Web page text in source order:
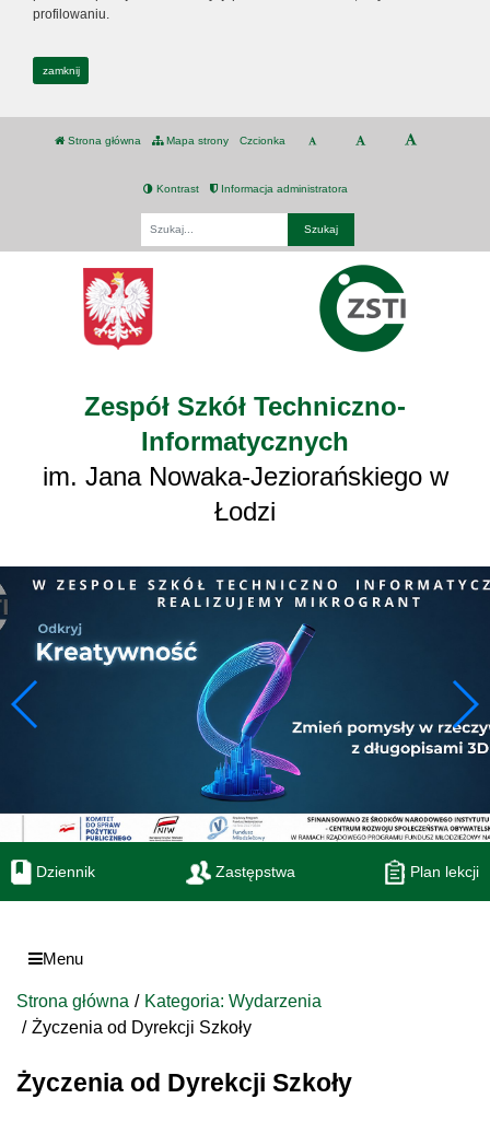
profilowaniu.
zamknij
Strona główna Mapa strony Czcionka
Kontrast Informacja administratora
Zespół Szkół Techniczno-
Informatycznych
im. Jana Nowaka-Jeziorańskiego w
Łodzi
Dziennik Zastępstwa Plan lekcji
Menu
Strona główna
Kategoria: Wydarzenia
Życzenia od Dyrekcji Szkoły
Życzenia od Dyrekcji Szkoły